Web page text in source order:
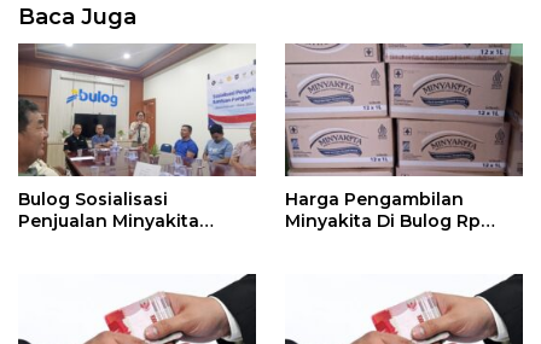
Baca Juga
Bulog Sosialisasi
Penjualan Minyakita
Harga Pengambilan
Minyakita Di Bulog Rp